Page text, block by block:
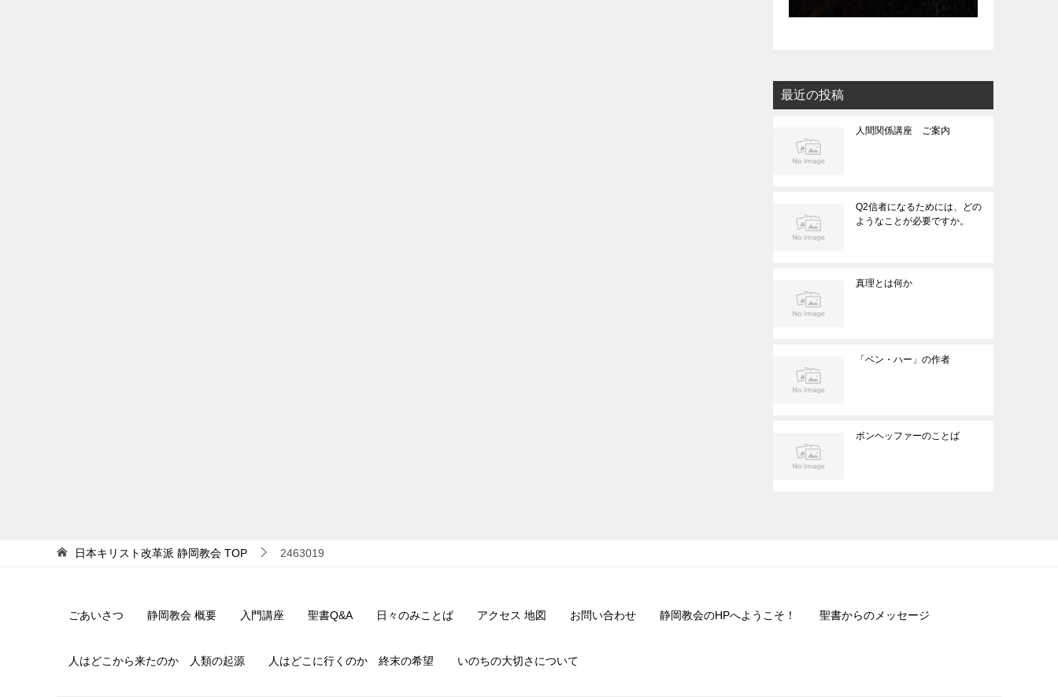
最近の投稿
人間関係講座 ご案内
Q2信者になるためには、どの
ようなことが必要ですか。
真理とは何か
「ベン・ハー」の作者
ボンヘッファーのことば
日本キリスト改革派 静岡教会 TOP 2463019
ごあいさつ 静岡教会 概要 入門講座 聖書Q&A 日々のみことば アクセス 地図 お問い合わせ 静岡教会のHPへようこそ！ 聖書からのメッセージ
人はどこから来たのか 人類の起源 人はどこに行くのか 終末の希望 いのちの大切さについて